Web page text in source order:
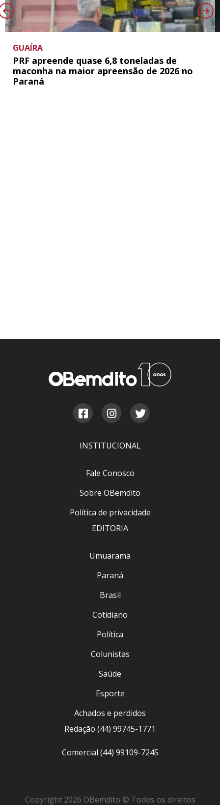
GUAÍRA
PRF apreende quase 6,8 toneladas de
maconha na maior apreensão de 2026 no
Paraná
INSTITUCIONAL
Fale Conosco
Sobre OBemdito
Política de privacidade
EDITORIA
Umuarama
Paraná
Brasil
Cotidiano
Política
Colunistas
Saúde
Esporte
Achados e perdidos
Redação (44) 99745-1771
Comercial (44) 99109-7245
Copyright 2026 OBemdito © Todos os direitos